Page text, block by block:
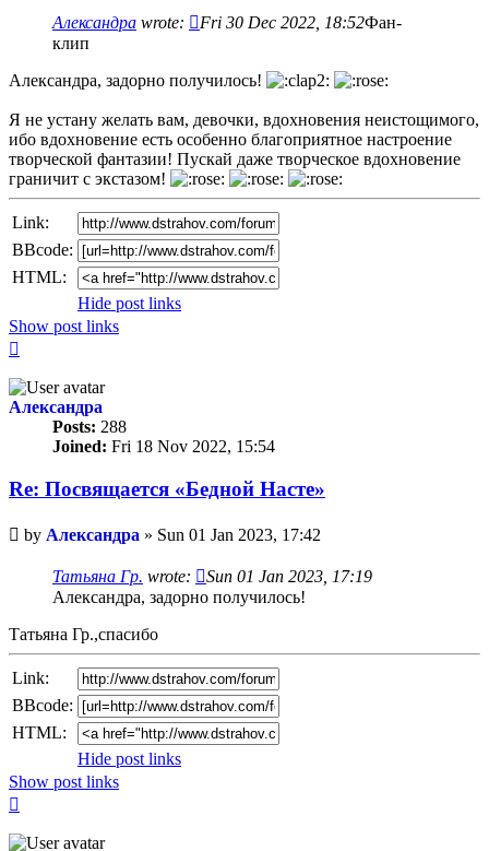
Александра wrote: Fri 30 Dec 2022, 18:52Фан-
клип
Александра, задорно получилось!
Я не устану желать вам, девочки, вдохновения неистощимого,
ибо вдохновение есть особенно благоприятное настроение
творческой фантазии! Пускай даже творческое вдохновение
граничит с экстазом!
Link:
BBcode:
HTML:
Hide post links
Show post links
Александра
Posts: 288
Joined: Fri 18 Nov 2022, 15:54
Re: Посвящается «Бедной Насте»
Unread
post
by Александра » Sun 01 Jan 2023, 17:42
Татьяна Гр. wrote:
Sun 01 Jan 2023, 17:19
Александра, задорно получилось!
Татьяна Гр.,спасибо
Link:
BBcode:
HTML:
Hide post links
Show post links